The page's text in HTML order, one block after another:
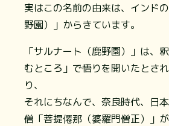
実はこの名前の由来は、インド
野園）」からきています。
「サルナート（鹿野園）」は、
むところ」で悟りを開いたとさ
り、
それにちなんで、奈良時代、日
僧「菩提僊那（婆羅門僧正）」